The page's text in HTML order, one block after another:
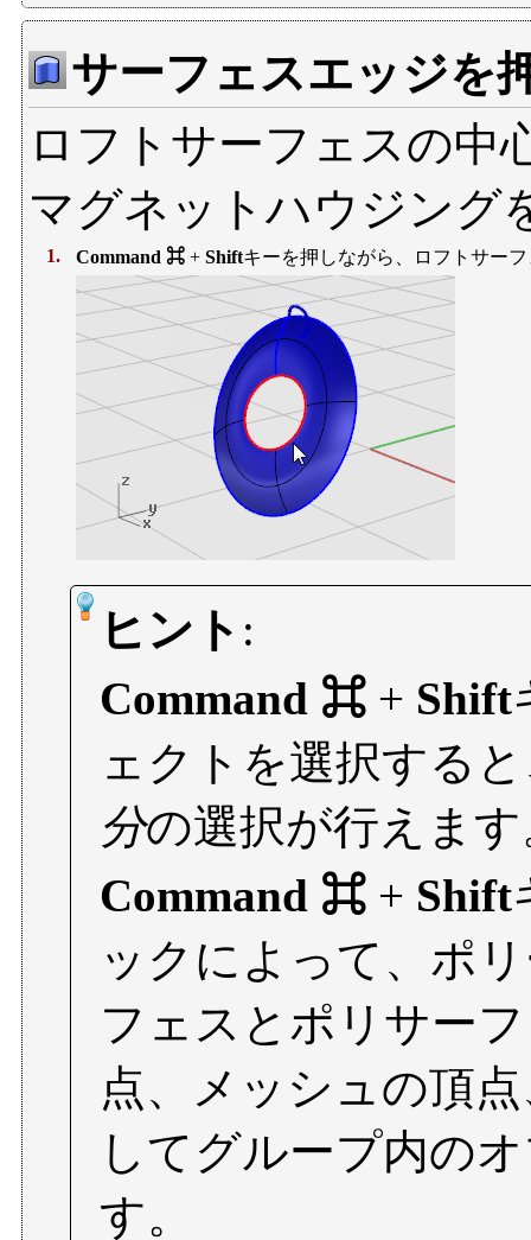
サーフェスエッジを
ロフトサーフェスの中
マグネットハウジング
1. Command ⌘ + Shiftキーを押しながら、ロフトサー
ヒント :
Command ⌘ + Shift
ェクトを選択する
分の選択が行えま
Command ⌘ + Shift
ックによって、ポ
フェスとポリサー
点、メッシュの頂
してグループ内の
す。